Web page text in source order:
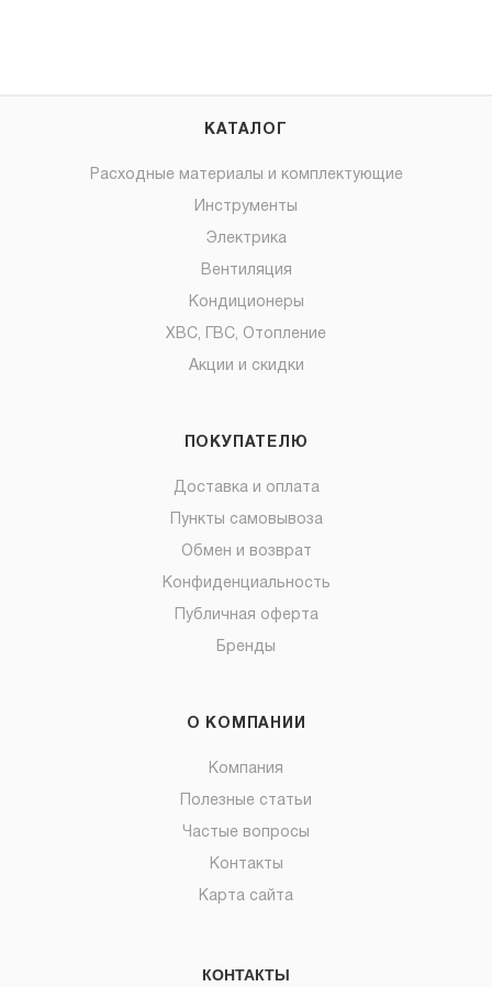
КАТАЛОГ
Расходные материалы и комплектующие
Инструменты
Электрика
Вентиляция
Кондиционеры
ХВС, ГВС, Отопление
Акции и скидки
ПОКУПАТЕЛЮ
Доставка и оплата
Пункты самовывоза
Обмен и возврат
Конфиденциальность
Публичная оферта
Бренды
О КОМПАНИИ
Компания
Полезные статьи
Частые вопросы
Контакты
Карта сайта
КОНТАКТЫ